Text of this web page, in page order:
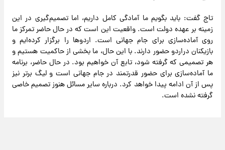
تاج گفت: باید بگویم ما آمادگی کامل داریم، اما تصمیم‌گیری در این
زمینه بر عهده دولت است. واقعیت این است که در حال حاضر تمرکز ما
روی آماده‌سازی برای جام جهانی است. اردوها را برگزار کرده‌ایم و
بازیکنان دراردو حضور دارند. با این حال، ما بخشی از حاکمیت هستیم و
هر تصمیمی که گرفته شود، تابع آن خواهیم بود. در حال حاضر، برنامه
ما آماده‌سازی برای حضور قدرتمند در جام جهانی است و لیگ برتر نیز
پس از آن ادامه پیدا خواهد کرد. درباره سایر مسائل هنوز تصمیم خاصی
گرفته نشده است.